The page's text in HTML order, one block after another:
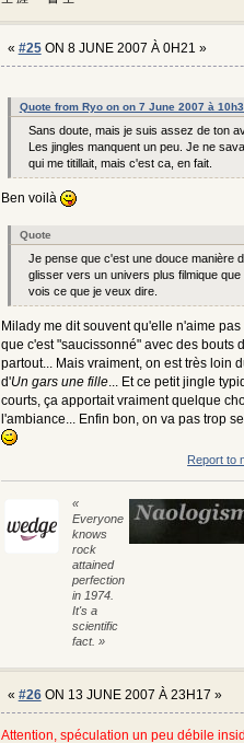
« #25ON 8 JUNE 2007 À 0H21 »
Quote from Ryo on on 7 June 2007 à
Sans doute, mais je suis assez de ton
Les jingles manquent un peu. Je ne
qui me titillait, mais c'est ca, en fait.
Ben voilà
Quote
Je pense que c'est une douce manière
glisser vers un univers plus filmique que
vois ce que je veux dire.
Milady me dit souvent qu'elle n'aime
que c'est "saucissonné" avec des bouts
partout... Mais vraiment, on est très loin
d'Un gars une fille... Et ce petit jingle
courts, ça apportait vraiment quelque
l'ambiance... Enfin bon, on va pas trop
Report to
«
Everyone
knows
rock
attained
perfection
in 1974.
It's a
scientific
fact. »
« #26ON 13 JUNE 2007 À 23H17 »
Attention, spéculation un peu débile